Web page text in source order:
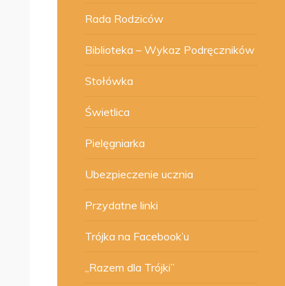
Rada Rodziców
Biblioteka – Wykaz Podręczników
Stołówka
Świetlica
Pielęgniarka
Ubezpieczenie ucznia
Przydatne linki
Trójka na Facebook’u
„Razem dla Trójki”